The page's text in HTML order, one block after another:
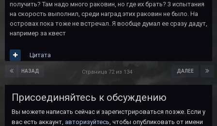
получить? Там надо много раковин, но где их брать? 3 испытания
на скорость выполнил, среди наград этих раковин не было. На
островах пока тоже не встречал. Я вообще думал ее сразу дадут,
например за квест
Цитата
НАЗАД ДАЛЕЕ
Страница 72 из 134
Присоединяйтесь к обсуждению
Вы можете написать сейчас и зарегистрироваться позже. Если у
вас есть аккаунт, авторизуйтесь, чтобы опубликовать от имени